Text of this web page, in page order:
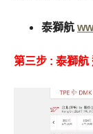
泰獅航
第三步 : 泰獅航